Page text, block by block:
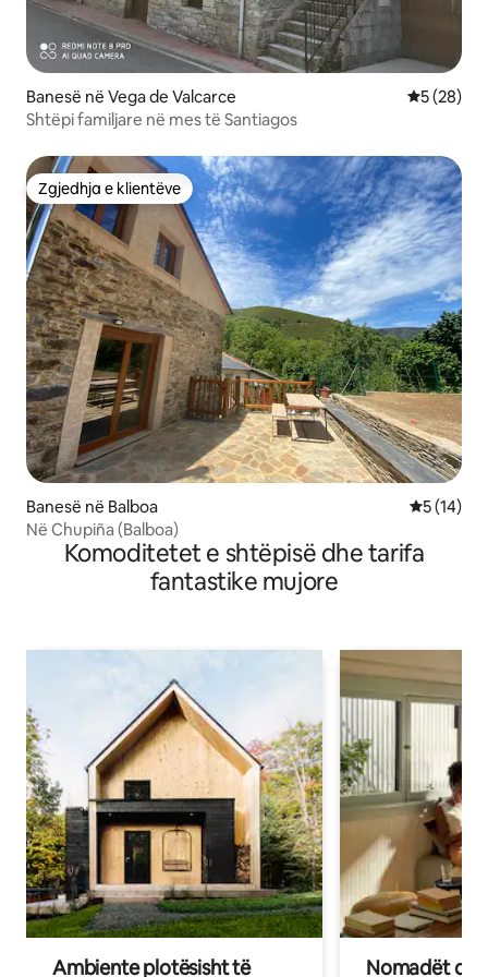
Banesë në Vega de Valcarce Vlerësimi
5 (28)
Shtëpi familjare në mes të Santiagos
Zgjedhja e klientëve
Zgjedhja e klientëve
Banesë në Balboa Vlerësimi
5 (14)
Në Chupiña (Balboa)
Komoditetet e shtëpisë dhe tarifa
fantastike mujore
Ambiente plotësisht të Nomadët